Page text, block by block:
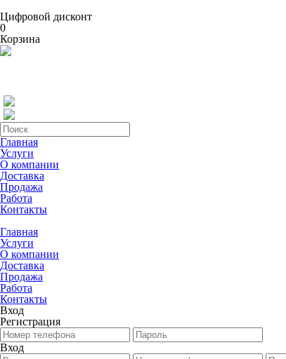
Цифровой дисконт
0
Корзина
Главная
Услуги
О компании
Доставка
Продажа
Работа
Контакты
Главная
Услуги
О компании
Доставка
Продажа
Работа
Контакты
Вход
Регистрация
Вход